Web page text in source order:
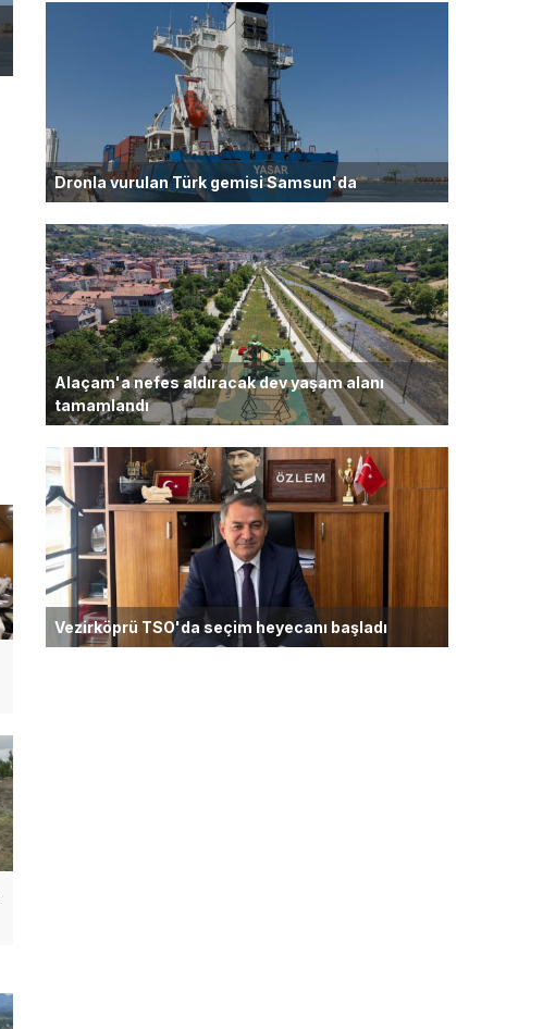
tamamlandı
Dronla vurulan Türk gemisi Samsun'da
Alaçam'a nefes aldıracak dev yaşam alanı
tamamlandı
Vezirköprü TSO'da seçim heyecanı başladı